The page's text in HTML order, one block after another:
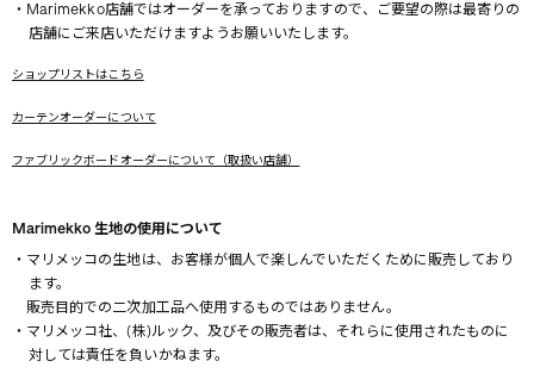
・Marimekko店舗ではオーダーを承っておりますので、ご要望の際は最寄りの
店舗にご来店いただけますようお願いいたします。
ショップリストはこちら
カーテンオーダーについて
ファブリックボードオーダーについて（取扱い店舗）
Marimekko 生地の使用について
・マリメッコの生地は、お客様が個人で楽しんでいただくために販売しており
ます。
販売目的での二次加工品へ使用するものではありません。
・マリメッコ社、(株)ルック、及びその販売者は、それらに使用されたものに
対しては責任を負いかねます。